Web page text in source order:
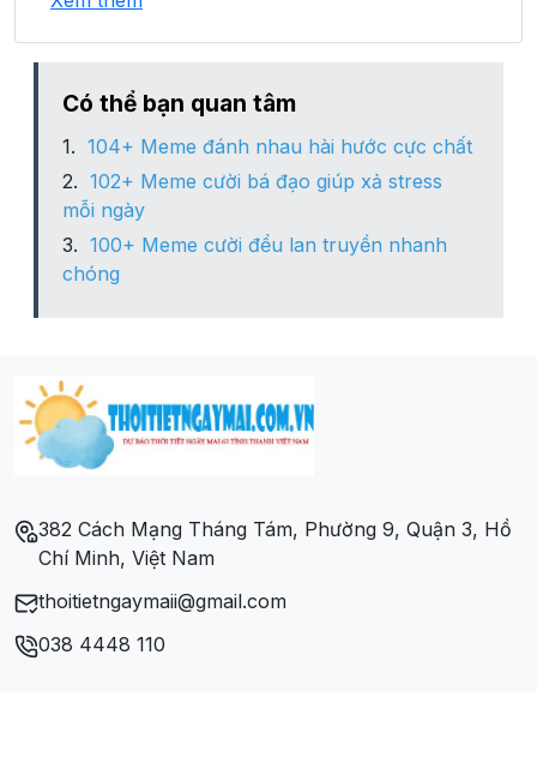
Xã Sơn Thủy
Xã Tân Thành
Xã Thành Sơn
Xã Vạn Mai
Có thể bạn quan tâm
104+ Meme đánh nhau hài hước cực chất
102+ Meme cười bá đạo giúp xả stress
mỗi ngày
100+ Meme cười đểu lan truyền nhanh
chóng
382 Cách Mạng Tháng Tám, Phường 9, Quận 3, Hồ
Chí Minh, Việt Nam
thoitietngaymaii@gmail.com
038 4448 110